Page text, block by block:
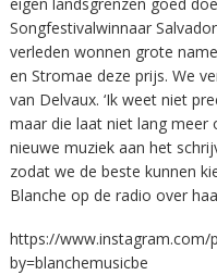
Songfestivalwinnaar
verleden wonnen grote
en Stromae deze prijs. We
van Delvaux. ‘Ik weet niet
maar die laat niet lang meer
nieuwe muziek aan het
zodat we de beste kunnen
Blanche op de radio over
https://www.instagram.com/
by=blanchemusicbe